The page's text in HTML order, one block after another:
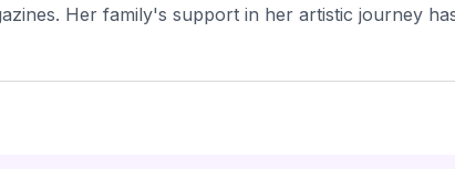
Her family's support in her artistic journey